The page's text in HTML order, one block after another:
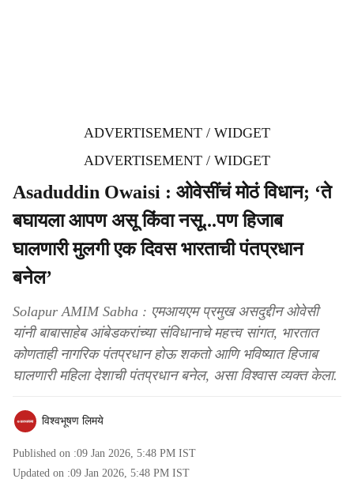
ADVERTISEMENT / WIDGET
ADVERTISEMENT / WIDGET
Asaduddin Owaisi : ओवेसींचं मोठं विधान; ‘ते
बघायला आपण असू किंवा नसू...पण हिजाब
घालणारी मुलगी एक दिवस भारताची पंतप्रधान
बनेल’
Solapur AMIM Sabha : एमआयएम प्रमुख असदुद्दीन ओवेसी
यांनी बाबासाहेब आंबेडकरांच्या संविधानाचे महत्त्व सांगत, भारतात
कोणताही नागरिक पंतप्रधान होऊ शकतो आणि भविष्यात हिजाब
घालणारी महिला देशाची पंतप्रधान बनेल, असा विश्वास व्यक्त केला.
विश्वभूषण लिमये
Published on :09 Jan 2026, 5:48 PM IST
Updated on :09 Jan 2026, 5:48 PM IST